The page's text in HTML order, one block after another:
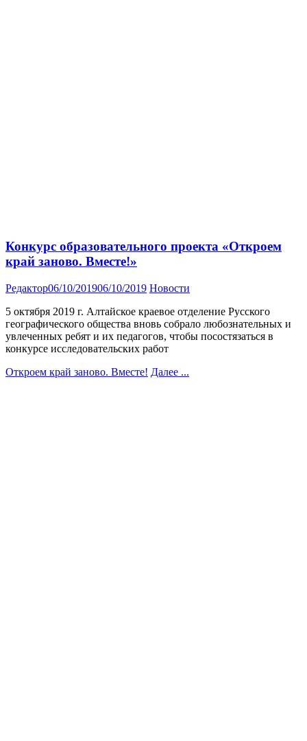
Конкурс образовательного проекта «Откроем
край заново. Вместе!»
Редактор06/10/201906/10/2019 Новости
5 октября 2019 г. Алтайское краевое отделение Русского
географического общества вновь собрало любознательных и
увлеченных ребят и их педагогов, чтобы посостязаться в
конкурсе исследовательских работ
Откроем край заново. Вместе! Далее ...